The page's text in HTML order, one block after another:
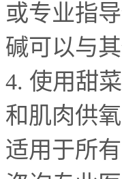
或专业指
碱可以与
4. 使用甜
和肌肉供
适用于所